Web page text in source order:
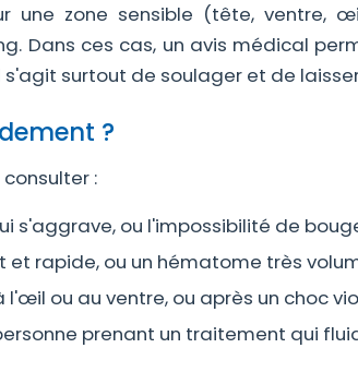
une zone sensible (tête, ventre,
Dans ces cas, un avis médical
s'agit surtout de soulager et de
?
:
s'aggrave, ou l'impossibilité de
rapide, ou un hématome très
l'œil ou au ventre, ou après un choc
prenant un traitement qui